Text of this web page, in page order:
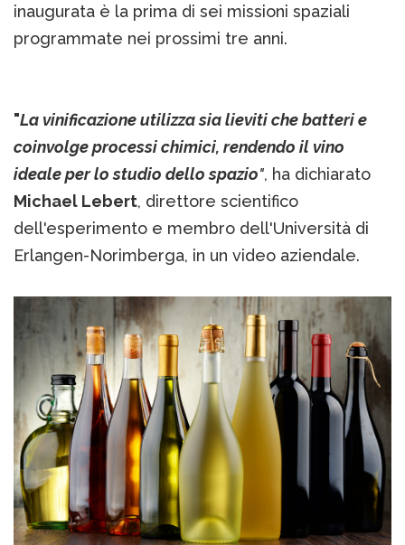
inaugurata è la prima di sei missioni spaziali
programmate nei prossimi tre anni.
"La vinificazione utilizza sia lieviti che batteri e
coinvolge processi chimici, rendendo il vino
ideale per lo studio dello spazio", ha dichiarato
Michael Lebert, direttore scientifico
dell'esperimento e membro dell'Università di
Erlangen-Norimberga, in un video aziendale.